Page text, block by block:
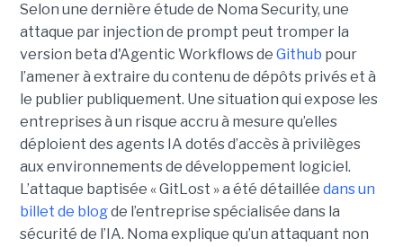
Selon une dernière étude de Noma Security, une
attaque par injection de prompt peut tromper la
version beta d'Agentic Workflows de Github pour
l’amener à extraire du contenu de dépôts privés et à
le publier publiquement. Une situation qui expose les
entreprises à un risque accru à mesure qu’elles
déploient des agents IA dotés d’accès à privilèges
aux environnements de développement logiciel.
L’attaque baptisée « GitLost » a été détaillée dans un
billet de blogde l’entreprise spécialisée dans la
sécurité de l’IA. Noma explique qu’un attaquant non